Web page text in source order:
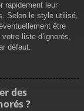
rapidement leur
Selon le style utilisé,
être
liste d’ignorés,
défaut.
des
?